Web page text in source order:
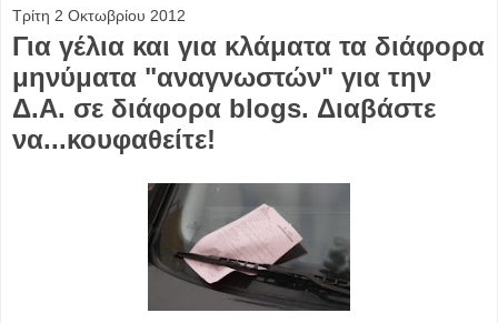
Τρίτη 2 Οκτωβρίου 2012
Για γέλια και για κλάματα τα διάφορα
μηνύματα "αναγνωστών" για την
Δ.Α. σε διάφορα blogs. Διαβάστε
να...κουφαθείτε!